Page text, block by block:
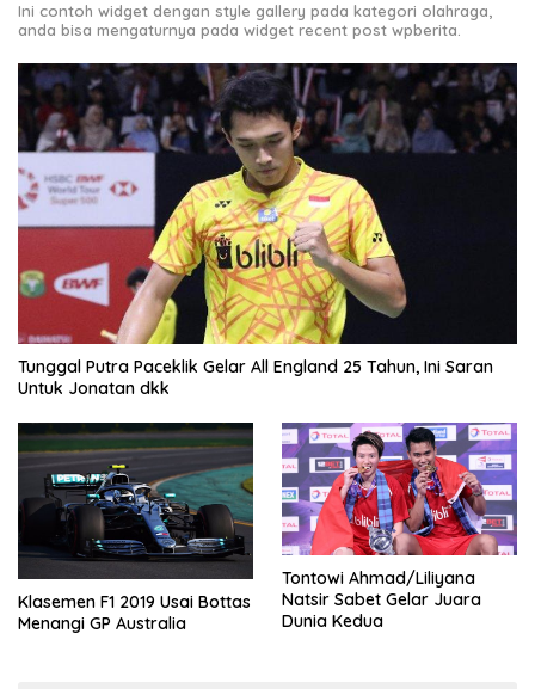
Ini contoh widget dengan style gallery pada kategori olahraga,
anda bisa mengaturnya pada widget recent post wpberita.
Tunggal Putra Paceklik Gelar All England 25 Tahun, Ini Saran
Untuk Jonatan dkk
Klasemen F1 2019 Usai Bottas
Menangi GP Australia
Tontowi Ahmad/Liliyana
Natsir Sabet Gelar Juara
Dunia Kedua